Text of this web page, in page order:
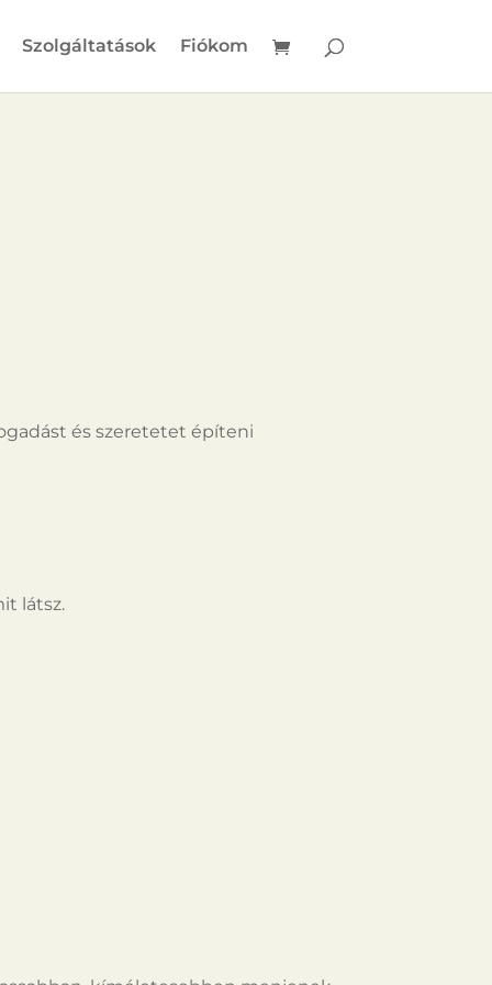
Szolgáltatások Fiókom
és szeretetet építeni
látsz.